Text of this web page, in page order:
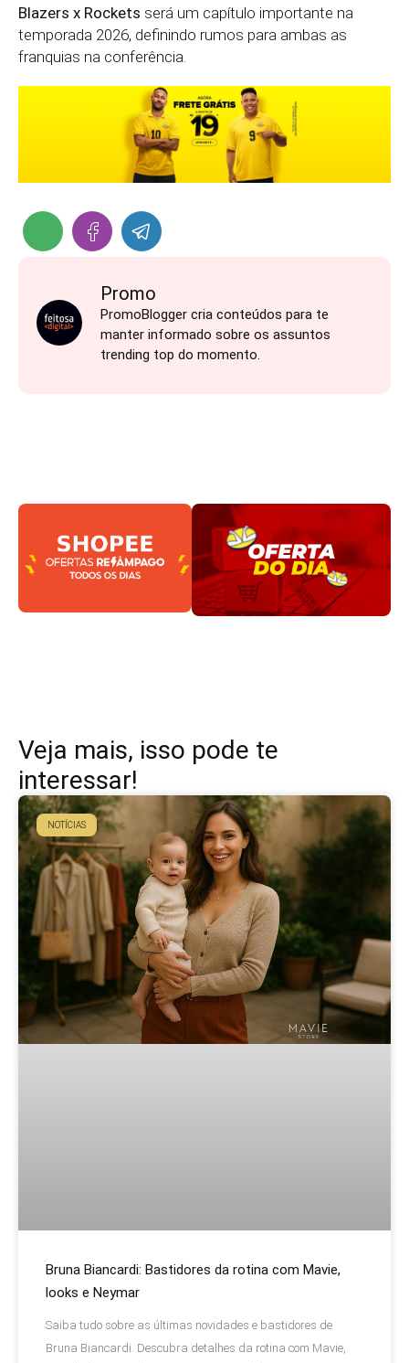
Blazers x Rockets será um capítulo importante na
temporada 2026, definindo rumos para ambas as
franquias na conferência.
Promo
PromoBlogger cria conteúdos para te
manter informado sobre os assuntos
trending top do momento.
Veja mais, isso pode te
interessar!
NOTÍCIAS
Bruna Biancardi: Bastidores da rotina com Mavie,
looks e Neymar
Saiba tudo sobre as últimas novidades e bastidores de
Bruna Biancardi. Descubra detalhes da rotina com Mavie,